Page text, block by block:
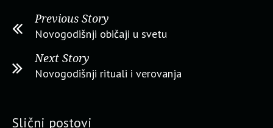
Previous Story
Novogodišnji običaji u svetu
Next Story
Novogodišnji rituali i verovanja
Slični postovi